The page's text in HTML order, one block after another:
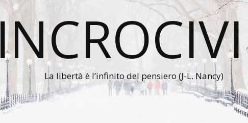
La libertà è l’infinito del pensiero (J-L. Nancy)